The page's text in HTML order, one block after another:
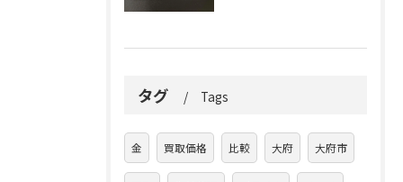
タグ Tags
金 買取価格 比較 大府 大府市